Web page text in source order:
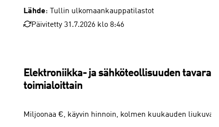
Lähde: Tullin ulkomaankauppatilastot
Päivitetty 31.7.2026 klo 8:46
Elektroniikka- ja sähköteollisuuden
toimialoittain
Miljoonaa €, käyvin hinnoin, kolmen kuukauden liukuva